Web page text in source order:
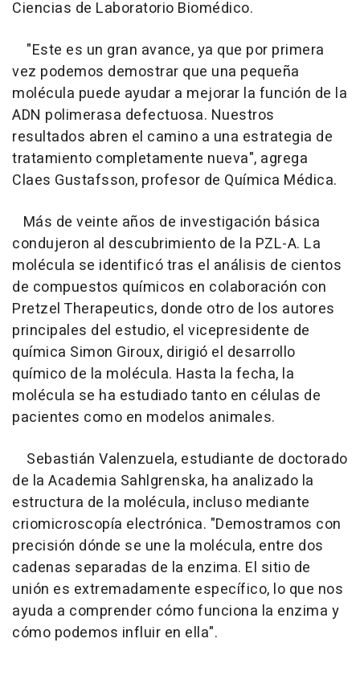
Ciencias de Laboratorio Biomédico.
"Este es un gran avance, ya que por primera
vez podemos demostrar que una pequeña
molécula puede ayudar a mejorar la función de la
ADN polimerasa defectuosa. Nuestros
resultados abren el camino a una estrategia de
tratamiento completamente nueva", agrega
Claes Gustafsson, profesor de Química Médica.
Más de veinte años de investigación básica
condujeron al descubrimiento de la PZL-A. La
molécula se identificó tras el análisis de cientos
de compuestos químicos en colaboración con
Pretzel Therapeutics, donde otro de los autores
principales del estudio, el vicepresidente de
química Simon Giroux, dirigió el desarrollo
químico de la molécula. Hasta la fecha, la
molécula se ha estudiado tanto en células de
pacientes como en modelos animales.
Sebastián Valenzuela, estudiante de doctorado
de la Academia Sahlgrenska, ha analizado la
estructura de la molécula, incluso mediante
criomicroscopía electrónica. "Demostramos con
precisión dónde se une la molécula, entre dos
cadenas separadas de la enzima. El sitio de
unión es extremadamente específico, lo que nos
ayuda a comprender cómo funciona la enzima y
cómo podemos influir en ella".